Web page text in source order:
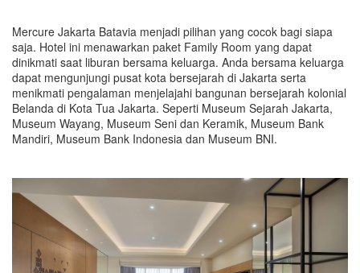
Mercure Jakarta Batavia menjadi pilihan yang cocok bagi siapa
saja. Hotel ini menawarkan paket Family Room yang dapat
dinikmati saat liburan bersama keluarga. Anda bersama keluarga
dapat mengunjungi pusat kota bersejarah di Jakarta serta
menikmati pengalaman menjelajahi bangunan bersejarah kolonial
Belanda di Kota Tua Jakarta. Seperti Museum Sejarah Jakarta,
Museum Wayang, Museum Seni dan Keramik, Museum Bank
Mandiri, Museum Bank Indonesia dan Museum BNI.